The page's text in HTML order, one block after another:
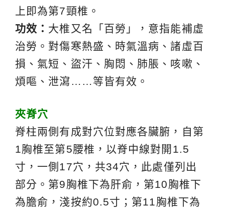
上即為第7頸椎。
功效： 大椎又名「百勞」，意指能補虛
治勞。對傷寒熱盛、時氣溫病、諸虛百
損、氣短、盜汗、胸悶、肺脹、咳嗽、
煩嘔、泄瀉……等皆有效。
夾脊穴
脊柱兩側有成對穴位對應各臟腑，自第
1胸椎至第5腰椎，以脊中線對開1.5
寸，一側17穴，共34穴，此處僅列出
部分。第9胸椎下為肝俞，第10胸椎下
為膽俞，淺按約0.5寸；第11胸椎下為